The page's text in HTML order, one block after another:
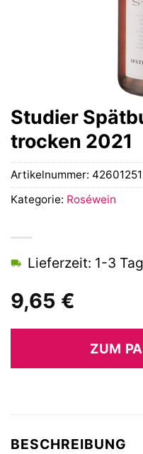
Studier
trocken 2021
9,65 €
Lieferzeit: 1-3
ZUM
Artikelnummer:
Kategorie: Roséwein
BESCHREIBUNG